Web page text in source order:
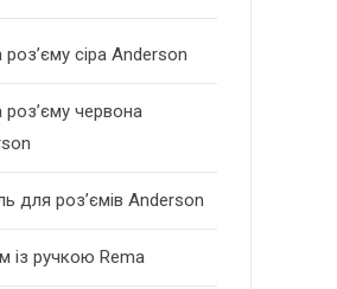
роз’єму сіра Anderson
роз’єму червона
для роз’ємів Anderson
із ручкою Rema